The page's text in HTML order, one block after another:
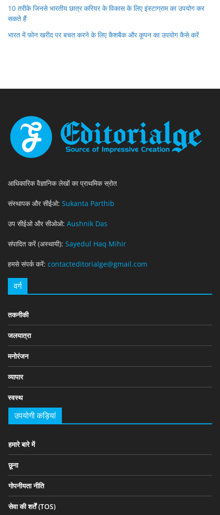
10 तरीके जिनसे भारतीय छात्र करियर के विकास के लिए इंस्टाग्राम का उपयोग कर
सकते हैं
भारत में फोन खरीद पर बचत करने के लिए कैशबैक और कूपन का उपयोग कैसे करें
आधिकारिक वैज्ञानिक लेखों का प्राथमिक स्रोत
संस्थापक और सीईओ: Sukanta Parthib
उप सीईओ और सीओओ: Aushnik Das
संपादित करें (अस्थायी): Sayedul Haq Mihir
हमसे संपर्क करें: contacteditorialge@gmail.com
वर्ग
तकनीकी
जलयात्रा
मनोरंजन
व्यापार
स्वस्थ
उपयोगी कड़ियां
हमारे बारे में
छूना
गोपनीयता नीति
सेवा की शर्तें (TOS)